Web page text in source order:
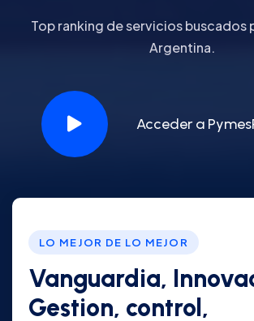
Top ranking de servicios buscados
Argentina.
Acceder a
LO MEJOR DE LO MEJOR
Vanguardia,
Gestion, control,